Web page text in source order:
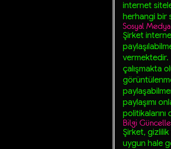
internet
herhangi bir
Sosyal Medya
Şirket
vermektedir.
çalışmakta
paylaşımı
politikalarını
Bilgi
Şirket,
uygun hale